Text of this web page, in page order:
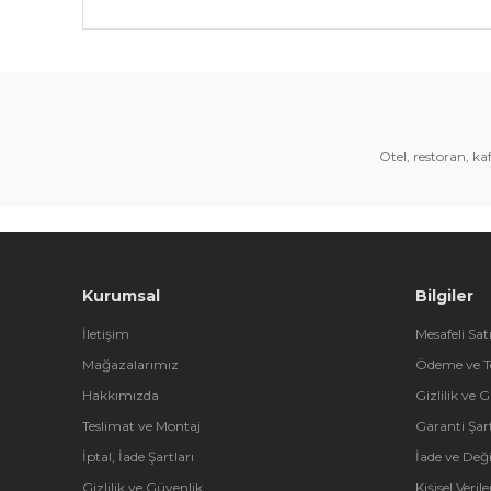
Bu ürünün fiyat bilgisi, resim, ürün
Ürün bilgilerinde hatalar bulunuyor.
Otel, restoran,
Kurumsal
İletişim
Mağazalarımız
Hakkımızda
Teslimat ve Montaj
İptal, İade Şartları
Gizlilik ve Güvenlik
Bilgiler
Mesafeli
Ödeme ve
Gizlilik ve
Garanti
İade ve
Kişisel